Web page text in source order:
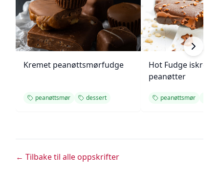
Kremet peanøttsmørfudge
peanøttsmør dessert
Hot Fudge
peanøtter
peanøttsmør
← Tilbake til alle oppskrifter